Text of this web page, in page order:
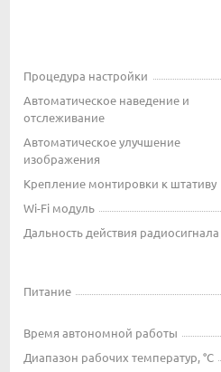
Процедура настройки
Автоматическое наведение и
отслеживание
Автоматическое улучшение
изображения
Крепление монтировки к штативу
Wi-Fi модуль
Дальность действия радиосигнала
Питание
Время автономной работы
Диапазон рабочих температур, °С